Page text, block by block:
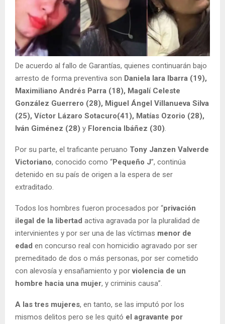
De acuerdo al fallo de Garantías, quienes continuarán bajo
arresto de forma preventiva son Daniela Iara Ibarra (19),
Maximiliano Andrés Parra (18), Magalí Celeste
González Guerrero (28), Miguel Ángel Villanueva Silva
(25), Víctor Lázaro Sotacuro(41), Matías Ozorio (28),
Iván Giménez (28) y Florencia Ibáñez (30).
Por su parte, el traficante peruano Tony Janzen Valverde
Victoriano, conocido como “Pequeño J”, continúa
detenido en su país de origen a la espera de ser
extraditado.
Todos los hombres fueron procesados por “privación
ilegal de la libertad activa agravada por la pluralidad de
intervinientes y por ser una de las víctimas menor de
edad en concurso real con homicidio agravado por ser
premeditado de dos o más personas, por ser cometido
con alevosía y ensañamiento y porviolencia de un
hombre hacia una mujer, y criminis causa”.
A las tres mujeres, en tanto, se las imputó por los
mismos delitos pero se les quitó el agravante por